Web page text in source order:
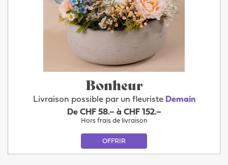
Bonheur
Livraison possible par un fleuriste Demain
De CHF 58.– à CHF 152.–
Hors frais de livraison
OFFRIR